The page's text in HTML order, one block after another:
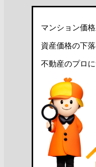
マンション価
資産価格の下
不動産のプロ